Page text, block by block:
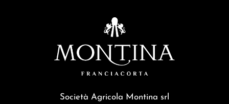
Società Agricola Montina srl